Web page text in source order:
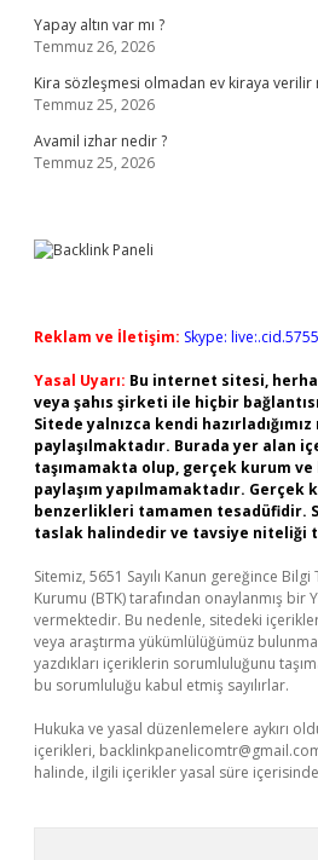
Yapay altın var mı ?
Temmuz 26, 2026
Kira sözleşmesi olmadan ev kiraya verilir
Temmuz 25, 2026
Avamil izhar nedir ?
Temmuz 25, 2026
Reklam ve İletişim: Skype:
Yasal Uyarı: Bu internet sitesi,
veya şahıs şirketi ile hiçbir
Sitede yalnızca kendi
paylaşılmaktadır. Burada yer alan
taşımamakta olup, gerçek kurum
paylaşım yapılmamaktadır.
benzerlikleri tamamen tesadüfidir.
taslak halindedir ve tavsiye niteliği
Sitemiz, 5651 Sayılı Kanun gereğince
Kurumu (BTK) tarafından onaylanmış bir
vermektedir. Bu nedenle, sitedeki
veya araştırma yükümlülüğümüz
yazdıkları içeriklerin sorumluluğunu
bu sorumluluğu kabul etmiş sayılırlar.
Hukuka ve yasal düzenlemelere aykırı
içerikleri,
halinde, ilgili içerikler yasal süre